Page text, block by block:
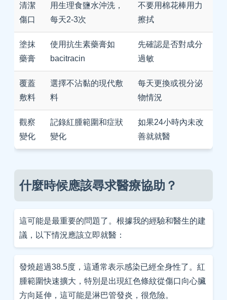
清潔
傷口
用生理食鹽水沖洗，
每天2-3次
不要用棉花棒用力
擦拭
塗抹
藥膏
使用抗生素藥膏如
bacitracin
先確認是否對成分
過敏
覆蓋
敷料
選擇不沾黏的現代敷
料
每天更換或視分泌
物情況
觀察
變化
記錄紅腫範圍和症狀
變化
如果24小時內未改
善就就醫
什麼時候應該尋求醫療協助？
這可能是最重要的問題了。根據我的經驗和醫生的建
議，以下情況應該立即就醫：
發燒超過38.5度，這通常表示感染已經全身性了。紅
腫範圍快速擴大，特別是出現紅色條紋從傷口向心臟
方向延伸，這可能是淋巴管發炎，很危險。